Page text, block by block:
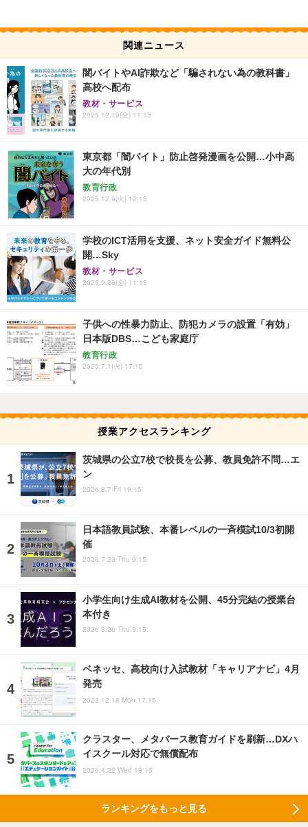
関連ニュース
闇バイトやAI詐欺など「騙されない為の教科書」
高校へ配布
教材・サービス
2025.12.19(金) 11:15
東京都「闇バイト」防止啓発漫画を公開…小中高
大の年代別
教育行政
2025.12.9(火) 12:15
学校のICT活用を支援、ネット安全ガイド無料公
開…Sky
教材・サービス
2025.9.26(金) 11:15
子供への性暴力防止、防犯カメラの設置「有効」
日本版DBS…こども家庭庁
教育行政
2025.7.1(火) 17:15
授業アクセスランキング
茨城県の公立7校で校長を公募、教員免許不問…エ
ン
2026.8.7 Fri 19:15
日本語教員試験、本番レベルの一斉模試10/3初開
催
2026.7.23 Thu 9:15
小学生向け生成AI教材を公開、45分完結の授業台
本付き
2026.3.26 Thu 9:15
ベネッセ、高校向け入試教材「キャリアナビ」4月
発売
2023.12.18 Mon 17:15
クラスター、メタバース教育ガイドを刷新…DXハ
イスクール対応で無償配布
2026.4.22 Wed 18:15
ランキングをもっと見る